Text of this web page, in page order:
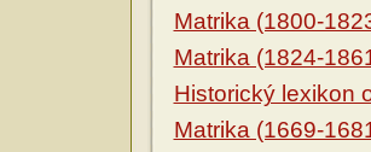
Matrika (1800-
Matrika (1824-
Historický lexikon
Matrika (1669-